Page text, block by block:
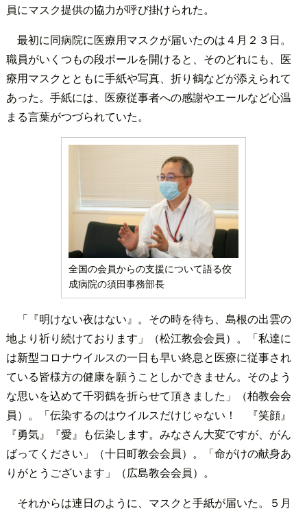
員にマスク提供の協力が呼び掛けられた。
最初に同病院に医療用マスクが届いたのは４月２３日。
職員がいくつもの段ボールを開けると、そのどれにも、医
療用マスクとともに手紙や写真、折り鶴などが添えられて
あった。手紙には、医療従事者への感謝やエールなど心温
まる言葉がつづられていた。
全国の会員からの支援について語る佼
成病院の須田事務部長
「『明けない夜はない』。その時を待ち、島根の出雲の
地より祈り続けております」（松江教会会員）。「私達に
は新型コロナウイルスの一日も早い終息と医療に従事され
ている皆様方の健康を願うことしかできません。そのよう
な思いを込めて千羽鶴を折らせて頂きました」（柏教会会
員）。「伝染するのはウイルスだけじゃない！ 『笑顔』
『勇気』『愛』も伝染します。みなさん大変ですが、がん
ばってください」（十日町教会会員）。「命がけの献身あ
りがとうございます」（広島教会会員）。
それからは連日のように、マスクと手紙が届いた。５月